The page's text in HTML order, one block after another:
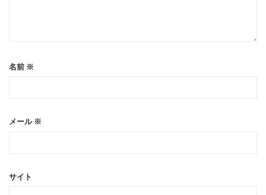
名前 ※
メール ※
サイト